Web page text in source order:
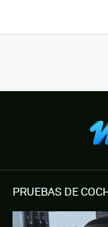
PRUEBAS DE